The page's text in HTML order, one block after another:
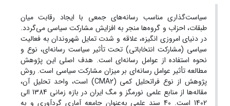
سیاست‌گذاری مناسب رسانه‌های جمعی با ایجاد رقابت میان
طبقات، احزاب و گروه‌ها منجر به افزایش مشارکت سیاسی می‌گردد.
در دنیای امروزی انگیزه، علاقه و شدت تمایل شهروندان به فعالیت
سیاسی (مشارکت انتخاباتی) تحت تأثیر سیاست رسانه‌ای، نوع و
نحوه استفاده از عوامل رسانه‌ای است. هدف اصلی این پژوهش
مطالعه تأثیر عوامل رسانه‌ای بر میزان مشارکت سیاسی است. روش
پژوهش از نوع فراتحلیل کمی (CMA2) است، واحد تحلیل آن،
مقاله‌ها از منابع علمی نورمگز و مگ ایران در بازه زمانی 1384 الی
1402 است. 40 سند علمی به‌عنوان جامعه آماری گردآوری و به